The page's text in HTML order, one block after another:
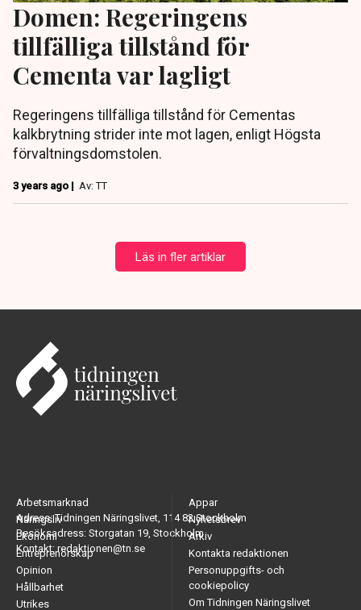
Domen: Regeringens
tillfälliga tillstånd för
Cementa var lagligt
Regeringens tillfälliga tillstånd för Cementas
kalkbrytning strider inte mot lagen, enligt Högsta
förvaltningsdomstolen.
3 years ago | Av: TT
Läs in fler artiklar
Adress: Tidningen Näringslivet, 114 82 Stockholm
Besöksadress: Storgatan 19, Stockholm
Kontakt: redaktionen@tn.se
Arbetsmarknad
Näringsliv
Ekonomi
Entreprenörskap
Opinion
Hållbarhet
Utrikes
Appar
Nyhetsbrev
Arkiv
Kontakta redaktionen
Personuppgifts- och
cookiepolicy
Om Tidningen Näringslivet